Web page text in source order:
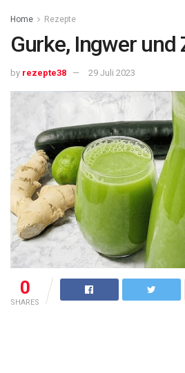
Home Rezepte
Gurke, Ingwer
by rezepte38 29 Juli 2023
0
SHARES